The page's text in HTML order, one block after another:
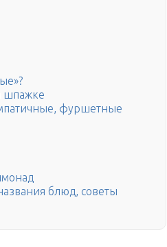
шпажке
фуршетные
блюд, советы